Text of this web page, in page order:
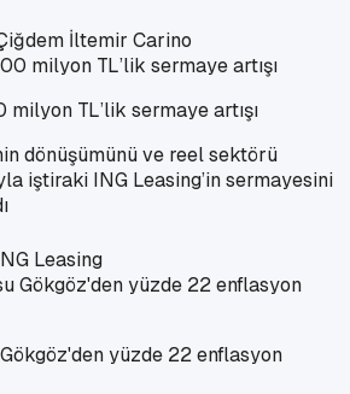
İltemir Carino
milyon TL’lik sermaye artışı
dönüşümünü ve reel sektörü
iştiraki ING Leasing’in sermayesini
Leasing
yüzde 22 enflasyon